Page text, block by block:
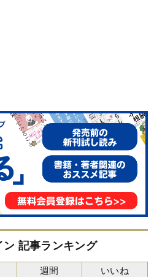
記事ランキング
週間 いいね